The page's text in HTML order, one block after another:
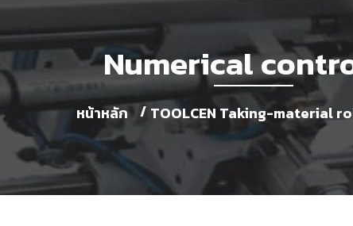
Numerical
หน้าหลัก TOOLCEN Taking-material